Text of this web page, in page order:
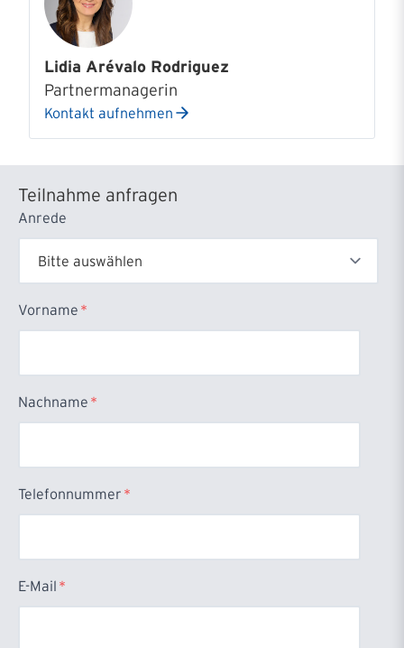
Lidia Arévalo Rodriguez
Partnermanagerin
Kontakt aufnehmen
Teilnahme anfragen
Anrede
Vorname *
Nachname *
Telefonnummer *
E-Mail *